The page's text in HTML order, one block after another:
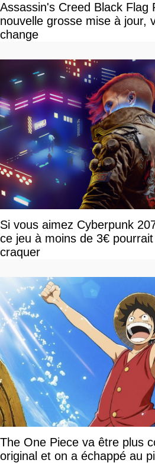
Assassin's Creed Black Flag
nouvelle grosse mise à jour,
change
Si vous aimez Cyberpunk
ce jeu à moins de 3€
craquer
The One Piece va être plus
original et on a échappé au